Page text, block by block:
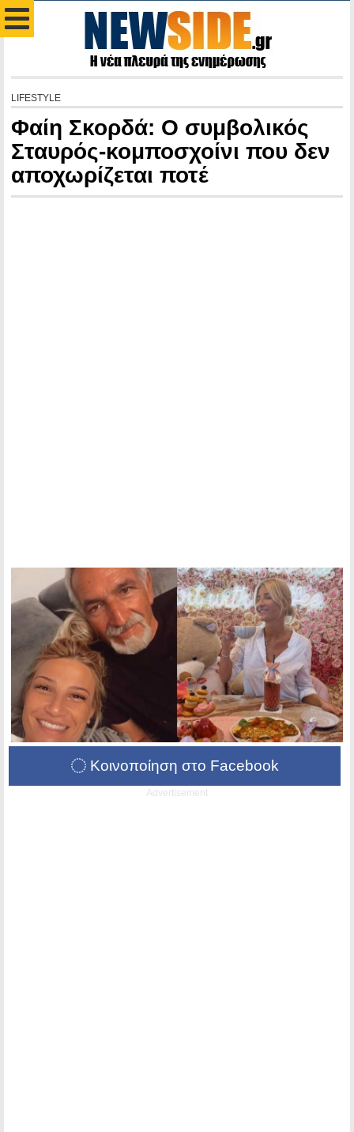
LIFESTYLE
Φαίη Σκορδά: Ο συμβολικός
Σταυρός-κομποσχοίνι που δεν
αποχωρίζεται ποτέ
Κοινοποίηση στο Facebook
Advertisement